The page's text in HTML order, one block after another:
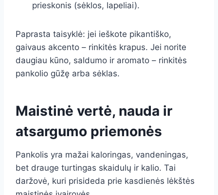
prieskonis (sėklos, lapeliai).
Paprasta taisyklė: jei ieškote pikantiško,
gaivaus akcento – rinkitės krapus. Jei norite
daugiau kūno, saldumo ir aromato – rinkitės
pankolio gūžę arba sėklas.
Maistinė vertė, nauda ir
atsargumo priemonės
Pankolis yra mažai kaloringas, vandeningas,
bet drauge turtingas skaidulų ir kalio. Tai
daržovė, kuri prisideda prie kasdienės lėkštės